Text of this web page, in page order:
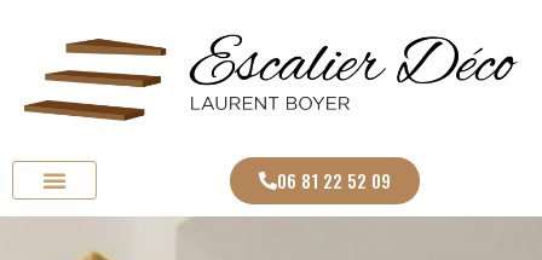
06 81 22 52 09